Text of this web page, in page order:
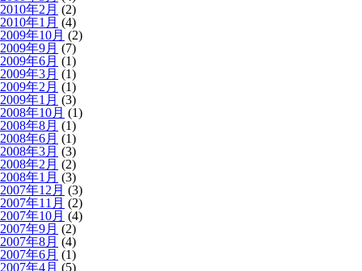
2010年2月 (2)
2010年1月 (4)
2009年10月 (2)
2009年9月 (7)
2009年6月 (1)
2009年3月 (1)
2009年2月 (1)
2009年1月 (3)
2008年10月 (1)
2008年8月 (1)
2008年6月 (1)
2008年3月 (3)
2008年2月 (2)
2008年1月 (3)
2007年12月 (3)
2007年11月 (2)
2007年10月 (4)
2007年9月 (2)
2007年8月 (4)
2007年6月 (1)
2007年4月 (5)